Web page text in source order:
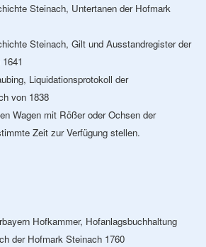
Steinach, Untertanen der Hofmark
Steinach, Gilt und Ausstandregister der
Liquidationsprotokoll der
von 1838
Wagen mit Rößer oder Ochsen der
Zeit zur Verfügung stellen.
Hofkammer, Hofanlagsbuchhaltung
der Hofmark Steinach 1760